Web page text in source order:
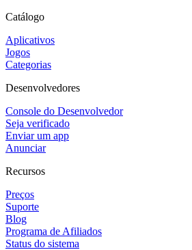
Catálogo
Aplicativos
Jogos
Categorias
Desenvolvedores
Console do Desenvolvedor
Seja verificado
Enviar um app
Anunciar
Recursos
Preços
Suporte
Blog
Programa de Afiliados
Status do sistema